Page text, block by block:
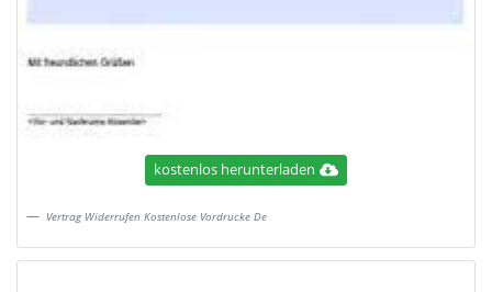
kostenlos herunterladen
Vertrag Widerrufen Kostenlose Vordrucke De